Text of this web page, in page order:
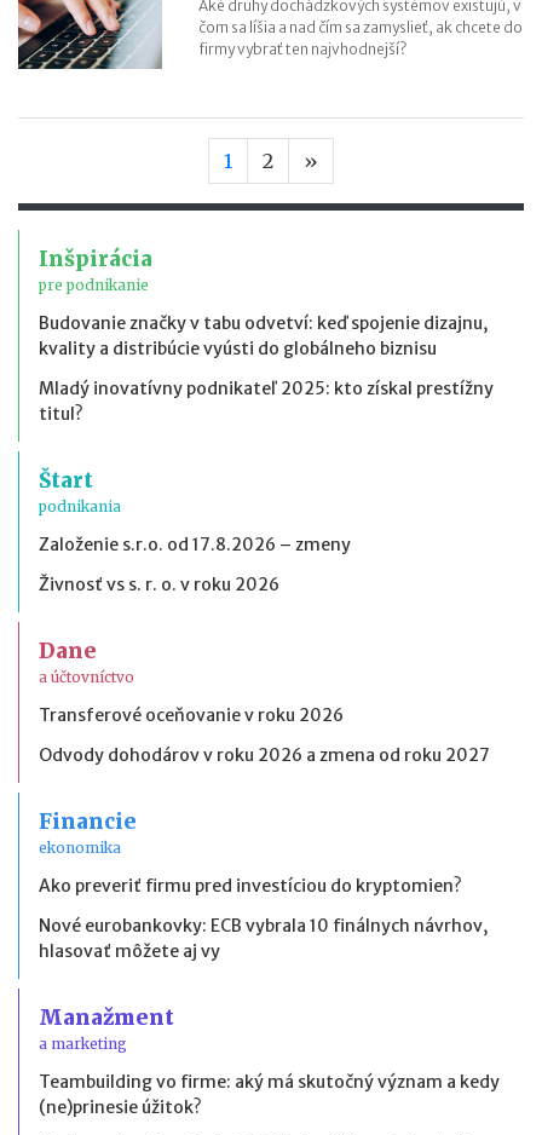
Aké druhy dochádzkových systémov existujú, v
čom sa líšia a nad čím sa zamyslieť, ak chcete do
firmy vybrať ten najvhodnejší?
1 2 »
Inšpirácia
pre podnikanie
Budovanie značky v tabu odvetví: keď spojenie dizajnu,
kvality a distribúcie vyústi do globálneho biznisu
Mladý inovatívny podnikateľ 2025: kto získal prestížny
titul?
Štart
podnikania
Založenie s.r.o. od 17.8.2026 – zmeny
Živnosť vs s. r. o. v roku 2026
Dane
a účtovníctvo
Transferové oceňovanie v roku 2026
Odvody dohodárov v roku 2026 a zmena od roku 2027
Financie
ekonomika
Ako preveriť firmu pred investíciou do kryptomien?
Nové eurobankovky: ECB vybrala 10 finálnych návrhov,
hlasovať môžete aj vy
Manažment
a marketing
Teambuilding vo firme: aký má skutočný význam a kedy
(ne)prinesie úžitok?